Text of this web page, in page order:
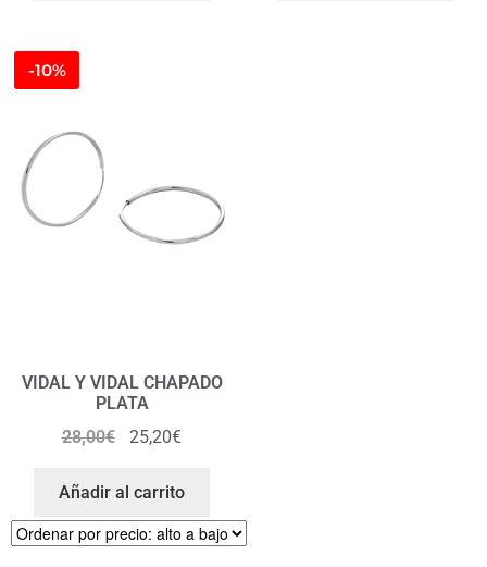
-10%
VIDAL Y VIDAL CHAPADO
PLATA
28,00€ 25,20€
Añadir al carrito